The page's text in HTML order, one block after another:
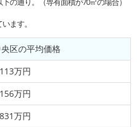
ます。
区の平均価格
万円
万円
万円